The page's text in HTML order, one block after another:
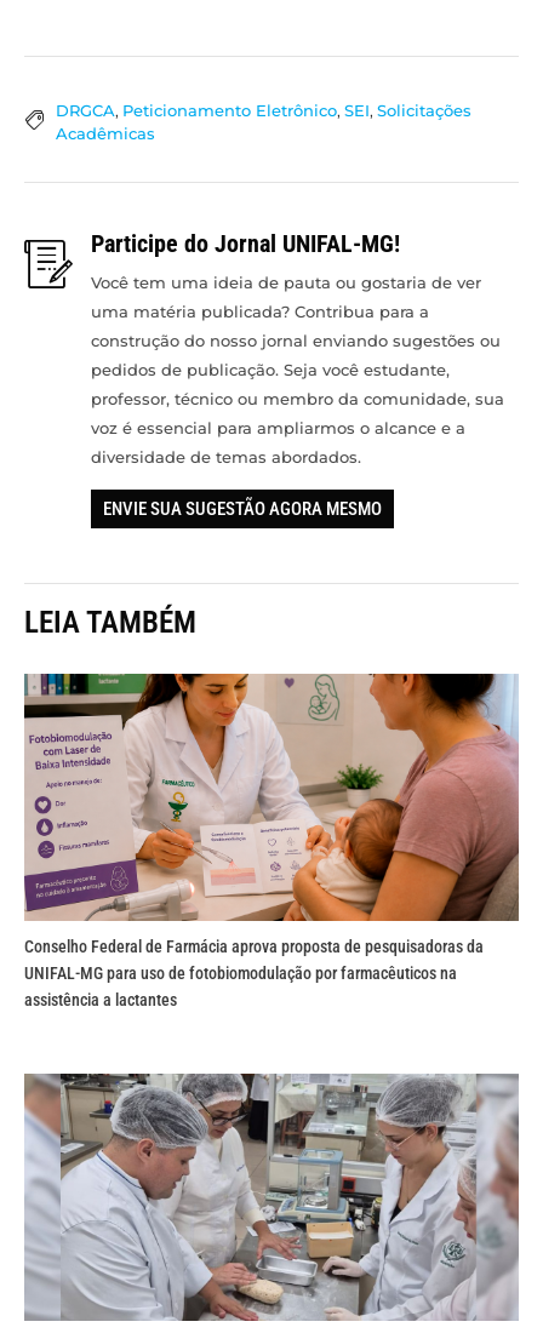
DRGCA, Peticionamento Eletrônico, SEI, Solicitações
Acadêmicas
Participe do Jornal UNIFAL-MG!
Você tem uma ideia de pauta ou gostaria de ver
uma matéria publicada? Contribua para a
construção do nosso jornal enviando sugestões ou
pedidos de publicação. Seja você estudante,
professor, técnico ou membro da comunidade, sua
voz é essencial para ampliarmos o alcance e a
diversidade de temas abordados.
ENVIE SUA SUGESTÃO AGORA MESMO
LEIA TAMBÉM
Conselho Federal de Farmácia aprova proposta de pesquisadoras da
UNIFAL-MG para uso de fotobiomodulação por farmacêuticos na
assistência a lactantes